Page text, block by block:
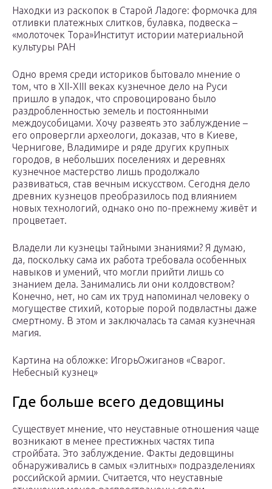
Находки из раскопок в Старой Ладоге: формочка для
отливки платежных слитков, булавка, подвеска –
«молоточек Тора»Институт истории материальной
культуры РАН
Одно время среди историков бытовало мнение о
том, что в XII-XIII веках кузнечное дело на Руси
пришло в упадок, что спровоцировано было
раздробленностью земель и постоянными
междоусобицами. Хочу развеять это заблуждение –
его опровергли археологи, доказав, что в Киеве,
Чернигове, Владимире и ряде других крупных
городов, в небольших поселениях и деревнях
кузнечное мастерство лишь продолжало
развиваться, став вечным искусством. Сегодня дело
древних кузнецов преобразилось под влиянием
новых технологий, однако оно по-прежнему живёт и
процветает.
Владели ли кузнецы тайными знаниями? Я думаю,
да, поскольку сама их работа требовала особенных
навыков и умений, что могли прийти лишь со
знанием дела. Занимались ли они колдовством?
Конечно, нет, но сам их труд напоминал человеку о
могуществе стихий, которые порой подвластны даже
смертному. В этом и заключалась та самая кузнечная
магия.
Картина на обложке: ИгорьОжиганов «Сварог.
Небесный кузнец»
Где больше всего дедовщины
Существует мнение, что неуставные отношения чаще
возникают в менее престижных частях типа
стройбата. Это заблуждение. Факты дедовщины
обнаруживались в самых «элитных» подразделениях
российской армии. Считается, что неуставные